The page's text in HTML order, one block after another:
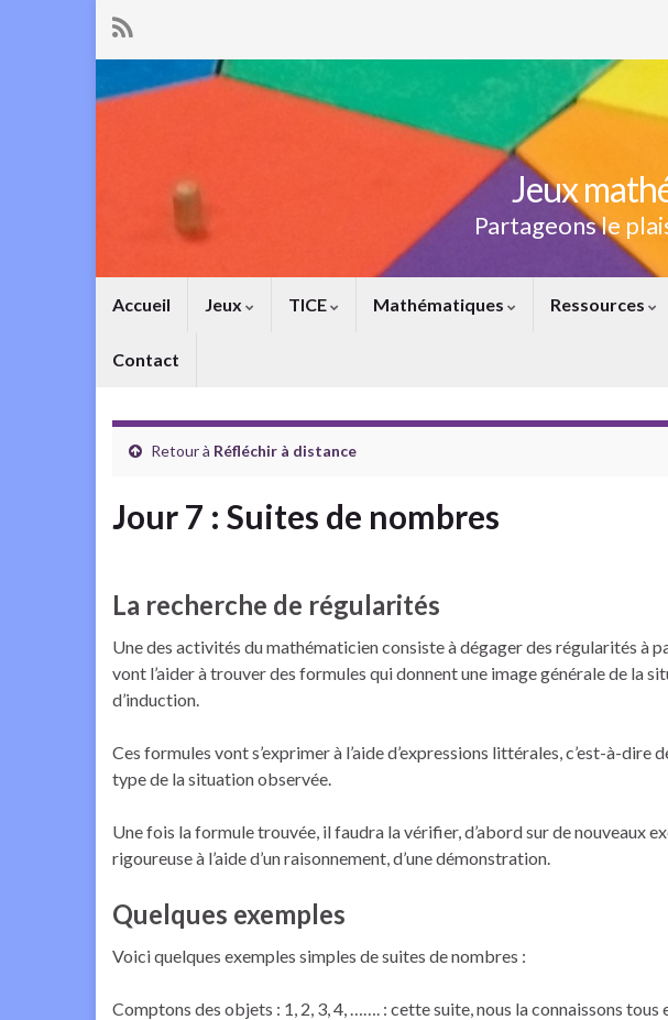
Jeux
Partageons le
Accueil Jeux TICE Mathématiques Ressources
Contact
Retour à Réfléchir à distance
Jour 7 : Suites de nombres
La recherche de régularités
Une des activités du mathématicien consiste à dégager des régularités à
vont l’aider à trouver des formules qui donnent une image générale de la
d’induction.
Ces formules vont s’exprimer à l’aide d’expressions littérales, c’est-à-dire
type de la situation observée.
Une fois la formule trouvée, il faudra la vérifier, d’abord sur de nouveaux
rigoureuse à l’aide d’un raisonnement, d’une démonstration.
Quelques exemples
Voici quelques exemples simples de suites de nombres :
Comptons des objets : 1, 2, 3, 4, ……. : cette suite, nous la connaissons tous